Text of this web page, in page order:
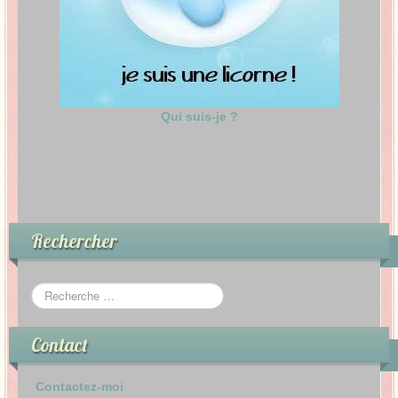
Qui suis-je ?
Rechercher
Contact
Contactez-moi